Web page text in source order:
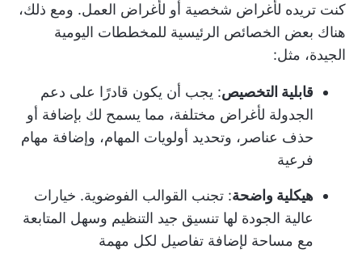
كنت تريده لأغراض شخصية أو لأغراض العمل. ومع ذلك،
هناك بعض الخصائص الرئيسية للمخططات اليومية
الجيدة، مثل:
قابلية التخصيص: يجب أن يكون قادرًا على دعم
الجدولة لأغراض مختلفة، مما يسمح لك بإضافة أو
حذف عناصر، وتحديد أولويات المهام، وإضافة مهام
فرعية
هيكلية واضحة: تجنب القوالب الفوضوية. خيارات
عالية الجودة لها تنسيق جيد التنظيم وسهل المتابعة
مع مساحة لإضافة تفاصيل لكل مهمة